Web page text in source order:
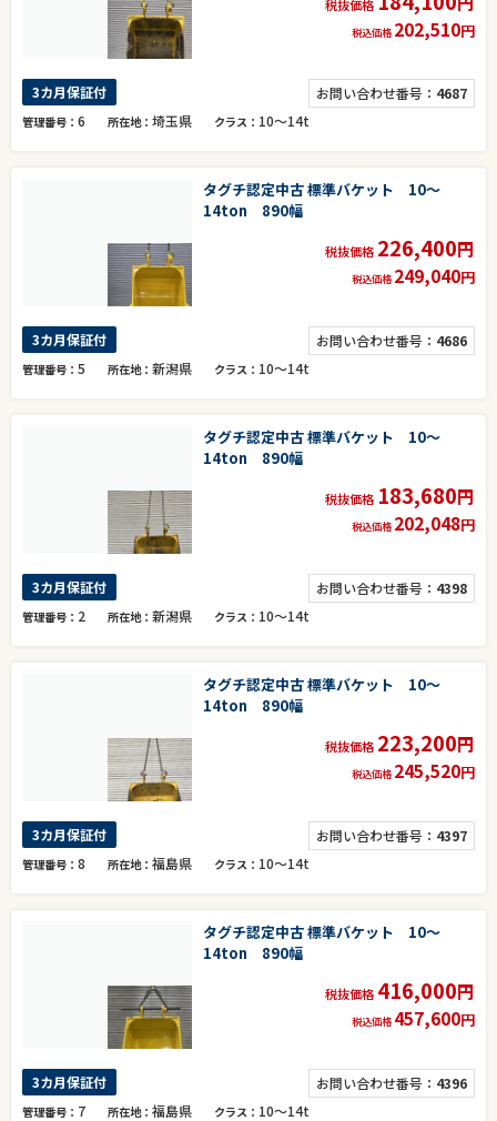
税抜価格
税込価格 202,510円
お問い合わせ番号： 4687
3カ月保証付
管理番号 6 所在地 埼玉県 クラス 10～14t
タグチ認定中古 標準バケット 10～
14ton 890幅
税抜価格 226,400円
税込価格 249,040円
お問い合わせ番号： 4686
3カ月保証付
管理番号 5 所在地 新潟県 クラス 10～14t
タグチ認定中古 標準バケット 10～
14ton 890幅
税抜価格 183,680円
税込価格 202,048円
お問い合わせ番号： 4398
3カ月保証付
管理番号 2 所在地 新潟県 クラス 10～14t
タグチ認定中古 標準バケット 10～
14ton 890幅
税抜価格 223,200円
税込価格 245,520円
お問い合わせ番号： 4397
3カ月保証付
管理番号 8 所在地 福島県 クラス 10～14t
タグチ認定中古 標準バケット 10～
14ton 890幅
税抜価格 416,000円
税込価格 457,600円
お問い合わせ番号： 4396
3カ月保証付
管理番号 7 所在地 福島県 クラス 10～14t